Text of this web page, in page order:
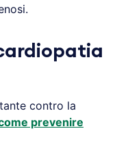
contro la
prevenire